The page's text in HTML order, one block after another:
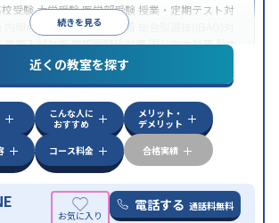
続きを見る
校受験大学受験医学部受験 授業・定期テスト対
内申点対策学習習慣の定着
推薦入試対策学校別特化対策国公立大対策私大
共通テスト対策英検(英語検定)対策
その
一貫校生に対応授業の振替可能 不登校生に対
学習にPC・タブレットを利用オンライン対応
から受講可能季節講習のみの受講可発達障害
どもに対応
近くの教室を探す
こんな人に
おすすめ
メリット・
デメリット
コース料金 合格実績
電話する 通話料無料